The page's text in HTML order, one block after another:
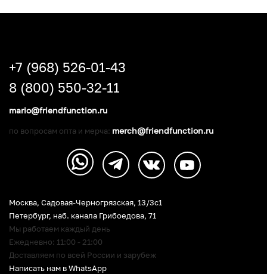
Москва, Садовая-Черногрязская, 13/3c1
Петербург, наб. канала Грибоедова, 71
Мы работаем каждый день
Ежедневно: 11:00 - 21:00
Доставляем по всей России и зарубеж
Написать нам в WhatsApp
+7 (968) 526-01-43
8 (800) 550-32-11
mario@friendfunction.ru
по вопросам опта и мерча: merch@friendfunction.ru